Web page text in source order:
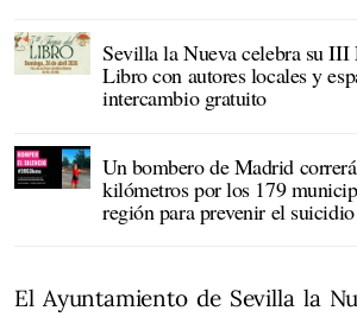
Sevilla la Nueva celebra su III
Libro con autores locales y
intercambio gratuito
Un bombero de Madrid
kilómetros por los 179
región para prevenir el
El Ayuntamiento de Sevilla la